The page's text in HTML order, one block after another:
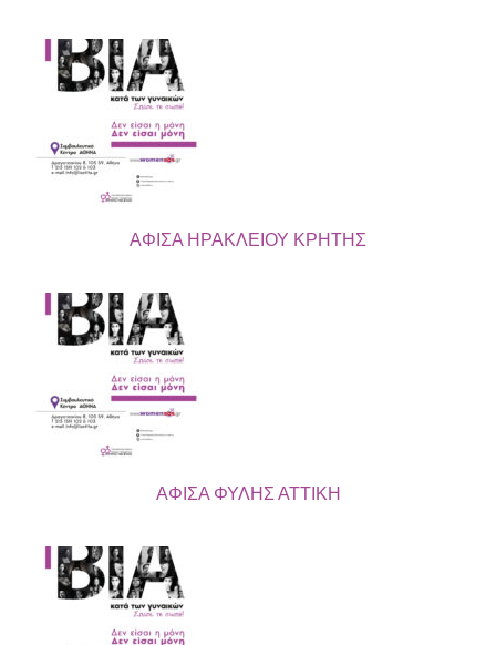
ΑΦΙΣΑ ΗΡΑΚΛΕΙΟΥ ΚΡΗΤΗΣ
ΑΦΙΣΑ ΦΥΛΗΣ ΑΤΤΙΚΗ